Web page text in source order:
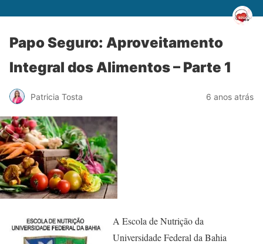
Papo Seguro: Aproveitamento
Integral dos Alimentos – Parte 1
Patricia Tosta 6 anos atrás
A Escola de Nutrição da
Universidade Federal da Bahia